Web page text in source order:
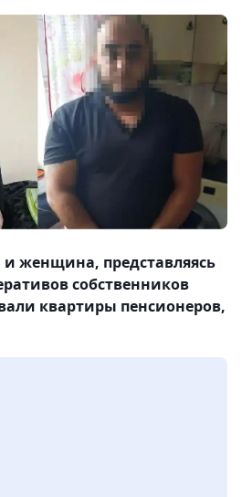
женщина, представляясь
собственников
квартиры пенсионеров,